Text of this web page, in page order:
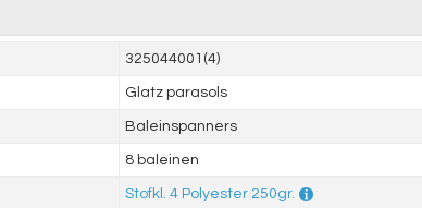
325044001(4)
Glatz parasols
Baleinspanners
8 baleinen
Stofkl. 4 Polyester 250gr.